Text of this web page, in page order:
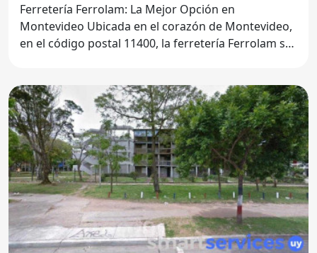
Ferretería Ferrolam: La Mejor Opción en
Montevideo Ubicada en el corazón de Montevideo,
en el código postal 11400, la ferretería Ferrolam se